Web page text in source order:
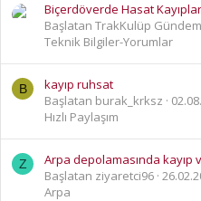
Biçerdöverde Hasat
Başlatan TrakKulüp Gündem
Teknik Bilgiler-Yorumlar
B
kayıp ruhsat
Başlatan burak_krksz
Hızlı Paylaşım
Z
Arpa depolamasında kayıp
Başlatan ziyaretci96
Arpa